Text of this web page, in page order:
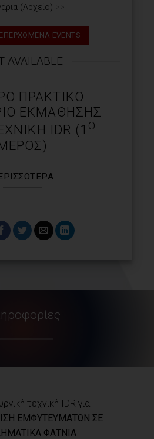
(Αρχείο) >>
EVENTS
AVAILABLE
ΠΡΑΚΤΙΚΌ
ΕΚΜΆΘΗΣΗΣ
IDR (1 Ο
τεχνική IDR για
ΕΜΦΥΤΕΥΜΑΤΩΝ ΣΕ
ΦΑΤΝΙΑ